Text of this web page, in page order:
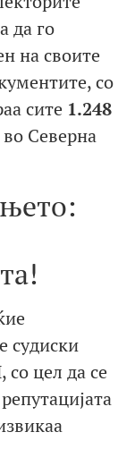
да го
на своите
со
сите 1.248
Северна
судиски
со цел да се